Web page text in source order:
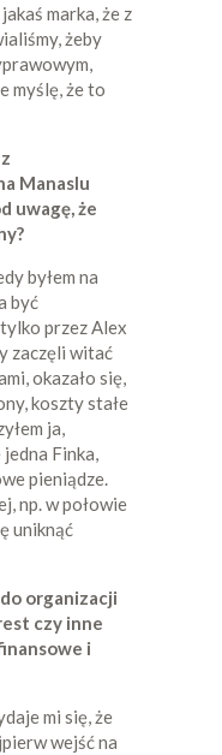
marka, że z
żeby
myślę, że to
Manaslu
uwagę, że
byłem na
być
przez Alex
zaczęli witać
okazało się,
koszty stałe
ja,
Finka,
pieniądze.
np. w połowie
uniknąć
organizacji
czy inne
i
mi się, że
wejść na